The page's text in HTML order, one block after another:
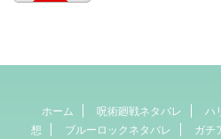
ホーム 呪術廻戦ネタバレ
ハ
想
ブルーロックネタバレ ガチ